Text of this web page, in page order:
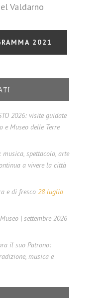
Valdarno
2021
2026: visite guidate
e Museo delle Terre
musica, spettacolo, arte
a vivere la città
e di fresco 28 luglio
| settembre 2026
il suo Patrono:
musica e